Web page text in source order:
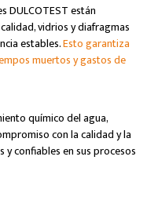
DULCOTEST están
vidrios y diafragmas
estables.Esto garantiza
muertos y gastos de
químico del agua,
con la calidad y la
confiables en sus procesos